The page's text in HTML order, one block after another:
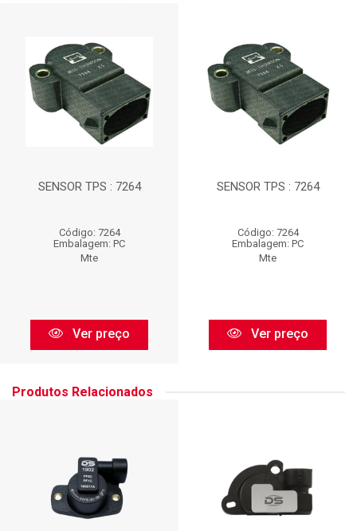
SENSOR TPS : 7264
Código: 7264
Embalagem: PC
Mte
Ver preço
SENSOR TPS : 7264
Código: 7264
Embalagem: PC
Mte
Ver preço
Produtos Relacionados